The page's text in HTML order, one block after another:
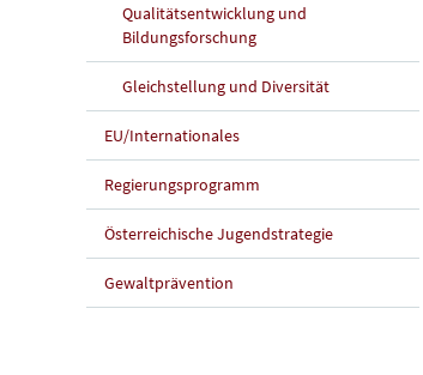
Qualitätsentwicklung und
Bildungsforschung
Gleichstellung und Diversität
EU/Internationales
Regierungsprogramm
Österreichische Jugendstrategie
Gewaltprävention